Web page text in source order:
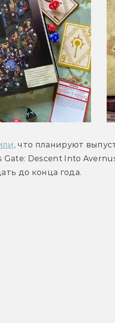
, что планируют
Gate: Descent Into
до конца года.